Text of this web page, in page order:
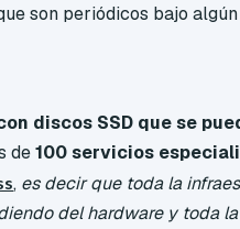
son periódicos bajo
discos SSD que se
de100 servicios
, es decir que toda la
del hardware y toda